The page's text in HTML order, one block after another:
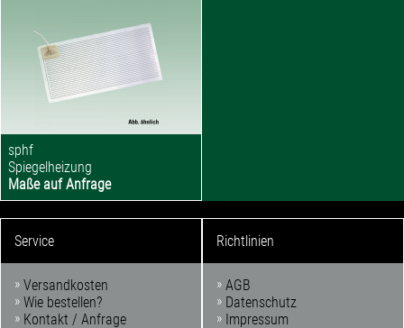
sphf
Spiegelheizung
Maße auf Anfrage
Service
Versandkosten
Wie bestellen?
Kontakt / Anfrage
Richtlinien
AGB
Datenschutz
Impressum